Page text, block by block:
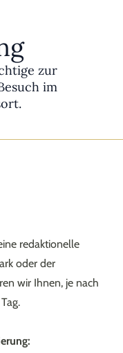
zur
im
redaktionelle
oder der
wir Ihnen, je nach